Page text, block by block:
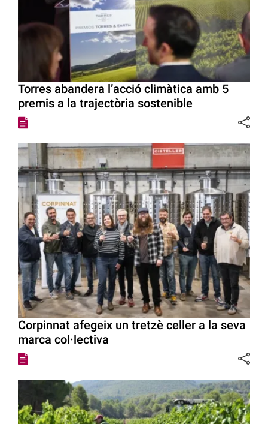
Torres abandera l’acció climàtica amb 5
premis a la trajectòria sostenible
Corpinnat afegeix un tretzè celler a la seva
marca col·lectiva